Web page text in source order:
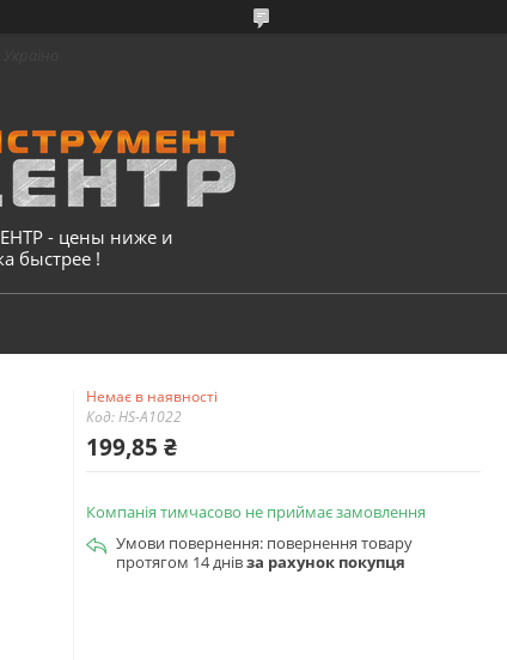
- цены ниже и
быстрее !
Немає в наявності
Код:HS-A1022
199,85 ₴
Компанія тимчасово не приймає замовлення
повернення товару
протягом 14 днівза рахунок покупця